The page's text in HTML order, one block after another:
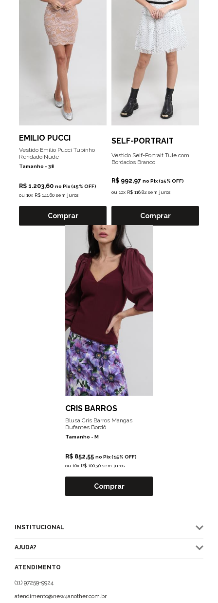
EMILIO PUCCI
Vestido Emilio Pucci Tubinho
Rendado Nude
Tamanho - 38
R$ 1.203,60 no Pix (15% OFF)
ou 10x R$ 141,60 sem juros
Comprar
SELF-PORTRAIT
Vestido Self-Portrait Tule com
Bordados Branco
R$ 992,97 no Pix (15% OFF)
ou 10x R$ 116,82 sem juros
Comprar
CRIS BARROS
Blusa Cris Barros Mangas
Bufantes Bordô
Tamanho - M
R$ 852,55 no Pix (15% OFF)
ou 10x R$ 100,30 sem juros
Comprar
INSTITUCIONAL
AJUDA?
ATENDIMENTO
(11) 97259-9924
atendimento@new4another.com.br